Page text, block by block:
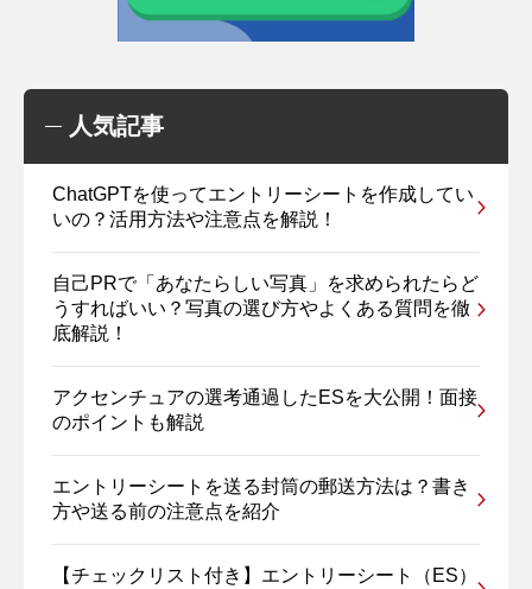
人気記事
ChatGPTを使ってエントリーシートを作成してい
いの？活用方法や注意点を解説！
自己PRで「あなたらしい写真」を求められたらど
うすればいい？写真の選び方やよくある質問を徹
底解説！
アクセンチュアの選考通過したESを大公開！面接
のポイントも解説
エントリーシートを送る封筒の郵送方法は？書き
方や送る前の注意点を紹介
【チェックリスト付き】エントリーシート（ES）